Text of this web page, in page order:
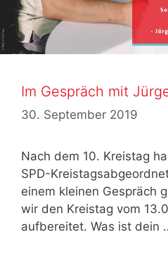
Im Gespräch mit
30. September 2019
Nach dem 10. Kreistag
SPD-
einem kleinen Gespräch
wir den Kreistag vom
aufbereitet. Was ist dein